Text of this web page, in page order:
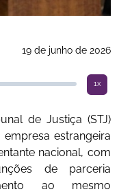
19 de junho de 2026
1x
de Justiça (STJ)
estrangeira
nacional, com
de parceria
ao mesmo